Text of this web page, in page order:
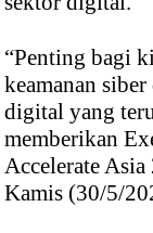
“Penting bagi
keamanan
digital yang
memberikan
Accelerate
Kamis (30/5/